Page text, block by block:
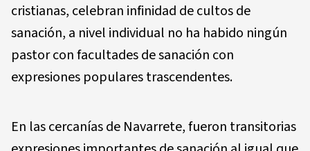
cristianas, celebran infinidad de cultos de
sanación, a nivel individual no ha habido ningún
pastor con facultades de sanación con
expresiones populares trascendentes.
En las cercanías de Navarrete, fueron transitorias